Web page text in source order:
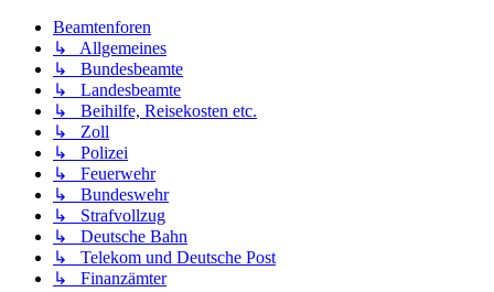
Beamtenforen
↳ Allgemeines
↳ Bundesbeamte
↳ Landesbeamte
↳ Beihilfe, Reisekosten etc.
↳ Zoll
↳ Polizei
↳ Feuerwehr
↳ Bundeswehr
↳ Strafvollzug
↳ Deutsche Bahn
↳ Telekom und Deutsche Post
↳ Finanzämter